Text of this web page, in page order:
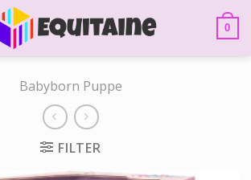
0
Babyborn Puppe
FILTER